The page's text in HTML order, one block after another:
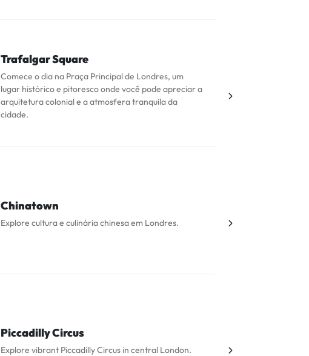
Trafalgar Square
Comece o dia na Praça Principal de Londres, um
lugar histórico e pitoresco onde você pode apreciar a
arquitetura colonial e a atmosfera tranquila da
cidade.
Chinatown
Explore cultura e culinária chinesa em Londres.
Piccadilly Circus
Explore vibrant Piccadilly Circus in central London.